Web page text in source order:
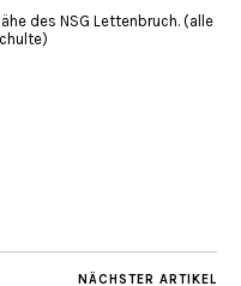
des NSG Lettenbruch. (alle
NÄCHSTER ARTIKEL